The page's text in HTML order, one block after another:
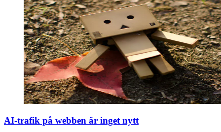
AI-trafik på webben är inget nytt